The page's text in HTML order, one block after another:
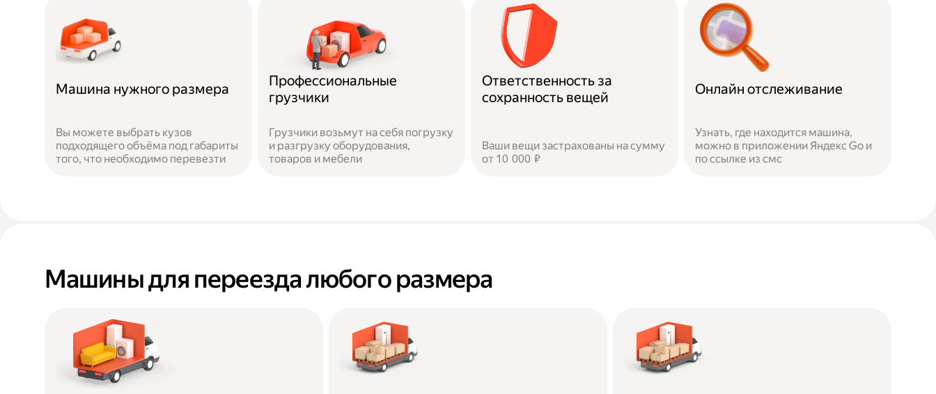
Машина нужного размера
Вы можете выбрать кузов
подходящего объёма под габариты
того, что необходимо перевезти
Профессиональные
грузчики
Грузчики возьмут на себя погрузку
и разгрузку оборудования,
товаров и мебели
Ответственность за
сохранность вещей
Ваши вещи застрахованы на сумму
от 10 000 ₽
Онлайн отслеживание
Узнать, где находится машина,
можно в приложении Яндекс Go и
по ссылке из смс
Машины для переезда любого размера